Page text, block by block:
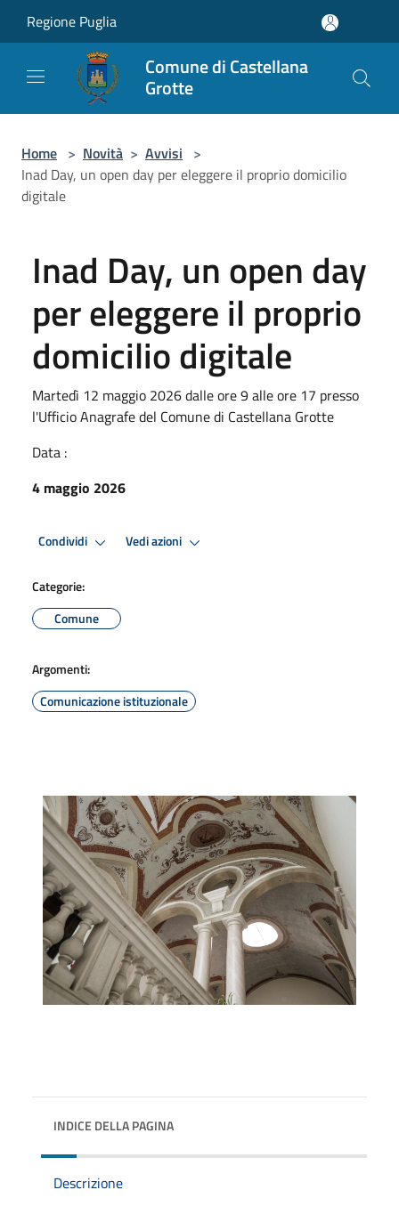
Regione Puglia
Comune di Castellana
Grotte
Home > Novità > Avvisi >
Inad Day, un open day per eleggere il proprio domicilio
digitale
Inad Day, un open day
per eleggere il proprio
domicilio digitale
Martedì 12 maggio 2026 dalle ore 9 alle ore 17 presso
l'Ufficio Anagrafe del Comune di Castellana Grotte
Data :
4 maggio 2026
Condividi Vedi azioni
Categorie:
Comune
Argomenti:
Comunicazione istituzionale
INDICE DELLA PAGINA
Descrizione